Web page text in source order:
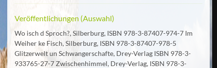
Veröffentlichungen (Auswahl)
Wo isch d Sproch?, Silberburg, ISBN 978-3-87407-974-7 Im
Weiher ke Fisch, Silberburg, ISBN 978-3-87407-978-5
Glitzerwelt un Schwangerschafte, Drey-Verlag ISBN 978-3-
933765-27-7 Zwischenhimmel, Drey-Verlag, ISBN 978-3-